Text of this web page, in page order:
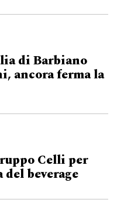
di Barbiano
ancora ferma la
Celli per
beverage